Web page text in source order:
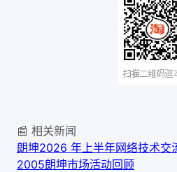
📰 相关新闻
朗坤2026 年上半年网络技术交
2005朗坤市场活动回顾